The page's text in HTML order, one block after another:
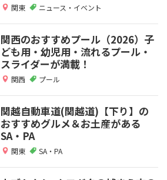
関東 ニュース・イベント
関西のおすすめプール（2026）子
ども用・幼児用・流れるプール・
スライダーが満載！
関西 プール
関越自動車道(関越道)【下り】の
おすすめグルメ＆お土産がある
SA・PA
関東 SA・PA